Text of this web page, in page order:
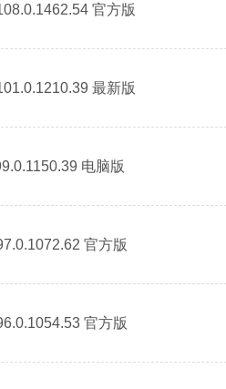
官方版
最新版
电脑版
官方版
官方版